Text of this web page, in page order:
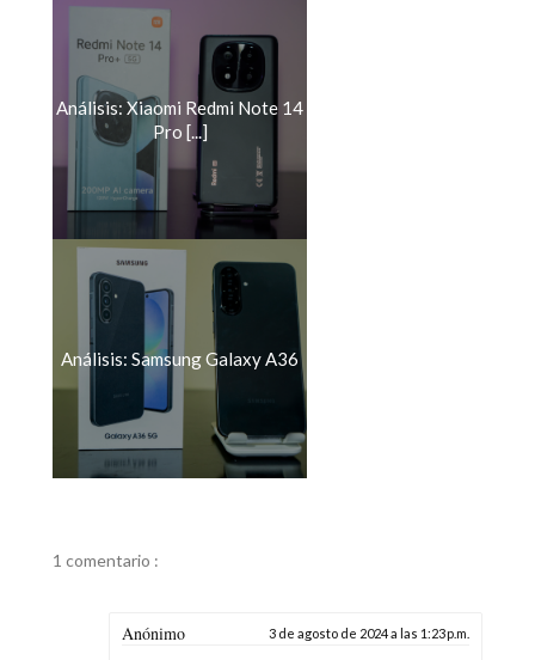
Análisis: Xiaomi Redmi Note 14
Pro [...]
Análisis: Samsung Galaxy A36
1 comentario :
Anónimo 3 de agosto de 2024 a las 1:23 p.m.